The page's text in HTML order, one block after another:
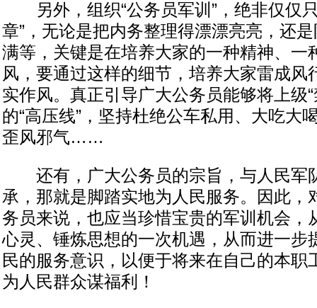
另外，组织“公务员军训”，绝非仅仅
章”，无论是把内务整理得漂漂亮亮，还
满等，关键是在培养大家的一种精神、一
风，要通过这样的细节，培养大家雷成风
实作风。真正引导广大公务员能够将上级
的“高压线”，坚持杜绝公车私用、大吃大
歪风邪气……
还有，广大公务员的宗旨，与人民军
承，那就是脚踏实地为人民服务。因此，
务员来说，也应当珍惜宝贵的军训机会，
心灵、锤炼思想的一次机遇，从而进一步
民的服务意识，以便于将来在自己的本职
为人民群众谋福利！